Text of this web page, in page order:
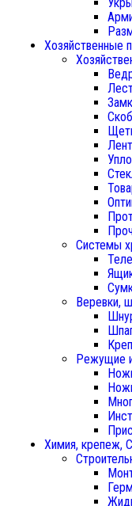
Хозяйственные
Системы
Веревки,
Режущие
Химия, крепеж,